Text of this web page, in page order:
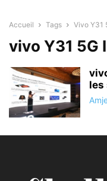
Accueil Tags Vivo Y31
vivo Y31 5G
les